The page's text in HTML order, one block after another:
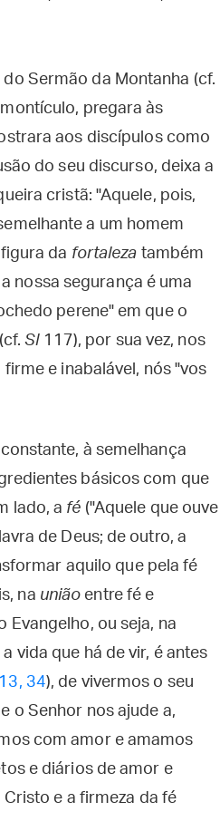
Sermão da Montanha (cf.
pregara às
aos discípulos como
do seu discurso, deixa a
cristã: "Aquele, pois,
a um homem
da fortaleza também
a nossa segurança é uma
perene" em que o
Sl117), por sua vez, nos
e inabalável, nós "vos
à semelhança
básicos com que
lado, a fé ("Aquele que ouve
de Deus; de outro, a
aquilo que pela fé
na união entre fé e
Evangelho, ou seja, na
vida que há de vir, é antes
13, 34), de vivermos o seu
o Senhor nos ajude a,
com amor e amamos
e diários de amor e
e a firmeza da fé